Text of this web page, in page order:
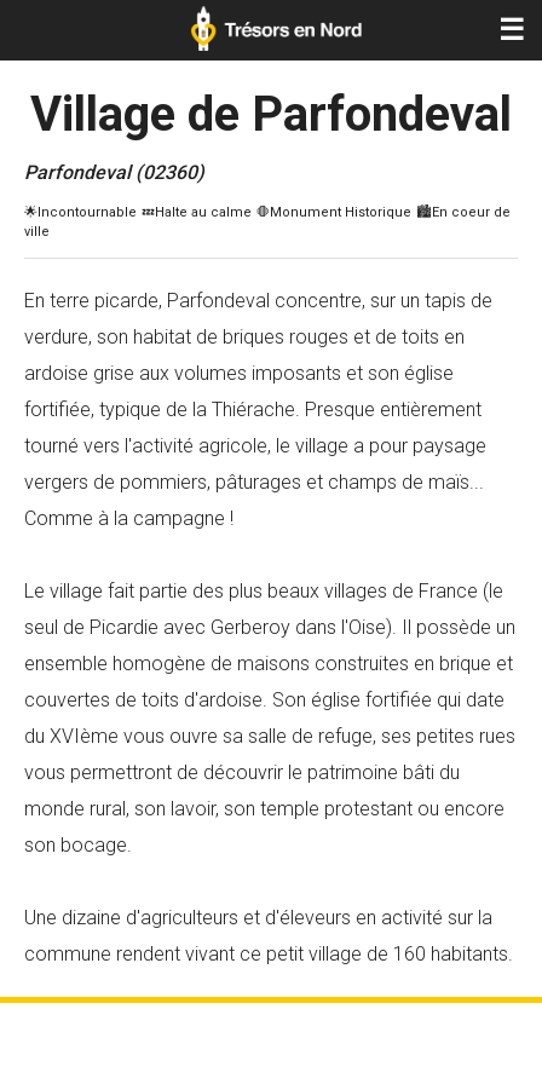
☰
Village de Parfondeval
Parfondeval (02360)
En terre picarde, Parfondeval concentre, sur un tapis de
verdure, son habitat de briques rouges et de toits en
ardoise grise aux volumes imposants et son église
fortifiée, typique de la Thiérache. Presque entièrement
tourné vers l'activité agricole, le village a pour paysage
vergers de pommiers, pâturages et champs de maïs...
Comme à la campagne !
Le village fait partie des plus beaux villages de France (le
seul de Picardie avec Gerberoy dans l'Oise). Il possède un
ensemble homogène de maisons construites en brique et
couvertes de toits d'ardoise. Son église fortifiée qui date
du XVIème vous ouvre sa salle de refuge, ses petites rues
vous permettront de découvrir le patrimoine bâti du
monde rural, son lavoir, son temple protestant ou encore
son bocage.
Une dizaine d'agriculteurs et d'éleveurs en activité sur la
commune rendent vivant ce petit village de 160 habitants.